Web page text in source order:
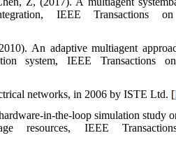
IEEE
An adaptive multiagent
system, IEEE Transactions
networks, in 2006 by ISTE Ltd. [
in-the-loop simulation study
resources, IEEE